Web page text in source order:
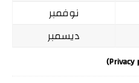
نوفمبر
ديسمبر